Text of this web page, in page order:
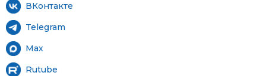
ВКонтакте
Telegram
Мах
Rutube